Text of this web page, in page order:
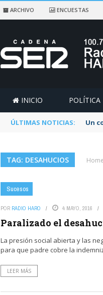
ARCHIVO ENCUESTAS
INICIO POLÍTICA
ÚLTIMAS NOTICIAS: Un
TAG: DESAHUCIOS Home
Sucesos
POR RADIO HARO 4 MAYO, 2016
Paralizado el
La presión social abierta y las
para que padre cobre la
LEER MÁS